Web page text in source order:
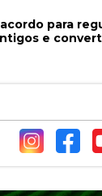
para
e